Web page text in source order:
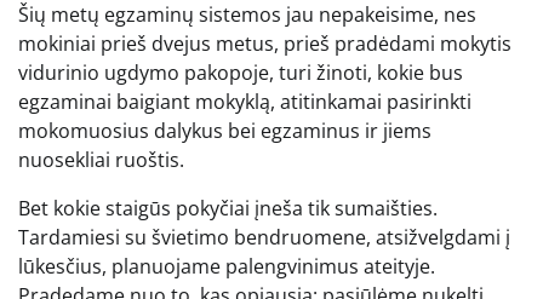
Šių metų egzaminų sistemos jau nepakeisime, nes
mokiniai prieš dvejus metus, prieš pradėdami mokytis
vidurinio ugdymo pakopoje, turi žinoti, kokie bus
egzaminai baigiant mokyklą, atitinkamai pasirinkti
mokomuosius dalykus bei egzaminus ir jiems
nuosekliai ruoštis.
Bet kokie staigūs pokyčiai įneša tik sumaišties.
Tardamiesi su švietimo bendruomene, atsižvelgdami į
lūkesčius, planuojame palengvinimus ateityje.